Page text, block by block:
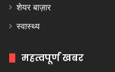
शेयर बाज़ार
स्वास्थ्य
महत्वपूर्ण खबर